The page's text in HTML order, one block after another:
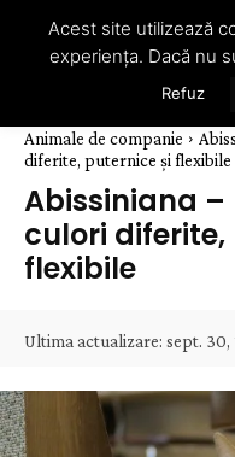
Animale de companie
diferite, puternice și flexibile
Abissiniana –
culori
flexibile
Ultima actualizare: sept. 30,
Acest site utilizează
experiența. Dacă nu
Refuz